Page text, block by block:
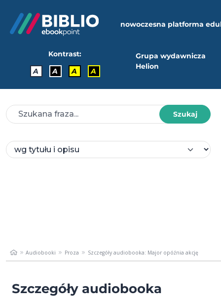
nowoczesna platforma
Kontrast:
A
A A A
Grupa wydawnicza
Helion
Szukaj
Audiobooki Proza Szczegóły audiobooka: Major opóźnia akcję
Szczegóły audiobooka